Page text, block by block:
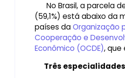
No Brasil, a parcela
(59,1%) está abaixo da
países daOrganização
Cooperação e
Econômico (OCDE), que
Três especialidades